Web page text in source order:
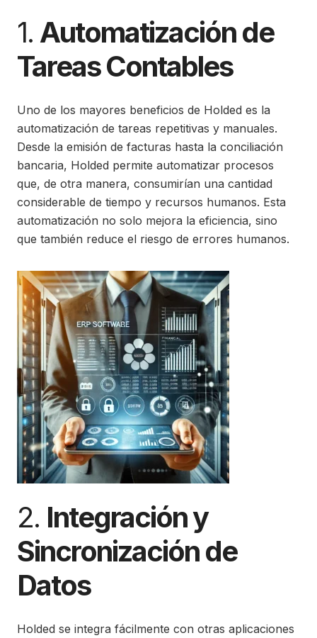
1. Automatización de
Tareas Contables
Uno de los mayores beneficios de Holded es la
automatización de tareas repetitivas y manuales.
Desde la emisión de facturas hasta la conciliación
bancaria, Holded permite automatizar procesos
que, de otra manera, consumirían una cantidad
considerable de tiempo y recursos humanos. Esta
automatización no solo mejora la eficiencia, sino
que también reduce el riesgo de errores humanos.
2. Integración y
Sincronización de
Datos
Holded se integra fácilmente con otras aplicaciones